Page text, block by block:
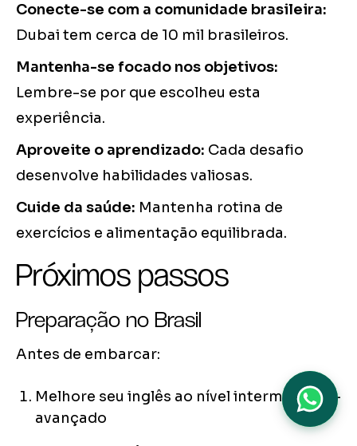
Conecte-se com a comunidade brasileira:
Dubai tem cerca de 10 mil brasileiros.
Mantenha-se focado nos objetivos:
Lembre-se por que escolheu esta
experiência.
Aproveite o aprendizado: Cada desafio
desenvolve habilidades valiosas.
Cuide da saúde: Mantenha rotina de
exercícios e alimentação equilibrada.
Próximos passos
Preparação no Brasil
Antes de embarcar:
Melhore seu inglês ao nível intermediário-
avançado